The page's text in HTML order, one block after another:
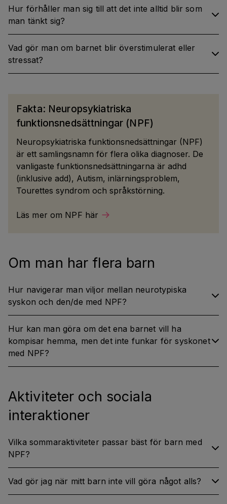
Hur förhåller man sig till att det inte alltid blir som
man tänkt sig?
Vad gör man om barnet blir överstimulerat eller
stressat?
Fakta: Neuropsykiatriska
funktionsnedsättningar (NPF)
Neuropsykiatriska funktionsnedsättningar (NPF)
är ett samlingsnamn för flera olika diagnoser. De
vanligaste funktionsnedsättningarna är adhd
(inklusive add), Autism, inlärningsproblem,
Tourettes syndrom och språkstörning.
Läs mer om NPF här
Om man har flera barn
Hur navigerar man viljor mellan neurotypiska
syskon och den/de med NPF?
Hur kan man göra om det ena barnet vill ha
kompisar hemma, men det inte funkar för syskonet
med NPF?
Aktiviteter och sociala
interaktioner
Vilka sommaraktiviteter passar bäst för barn med
NPF?
Vad gör jag när mitt barn inte vill göra något alls?